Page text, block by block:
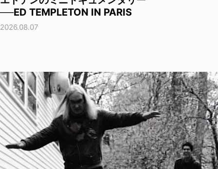
──ED TEMPLETON IN PARIS
2026.08.07